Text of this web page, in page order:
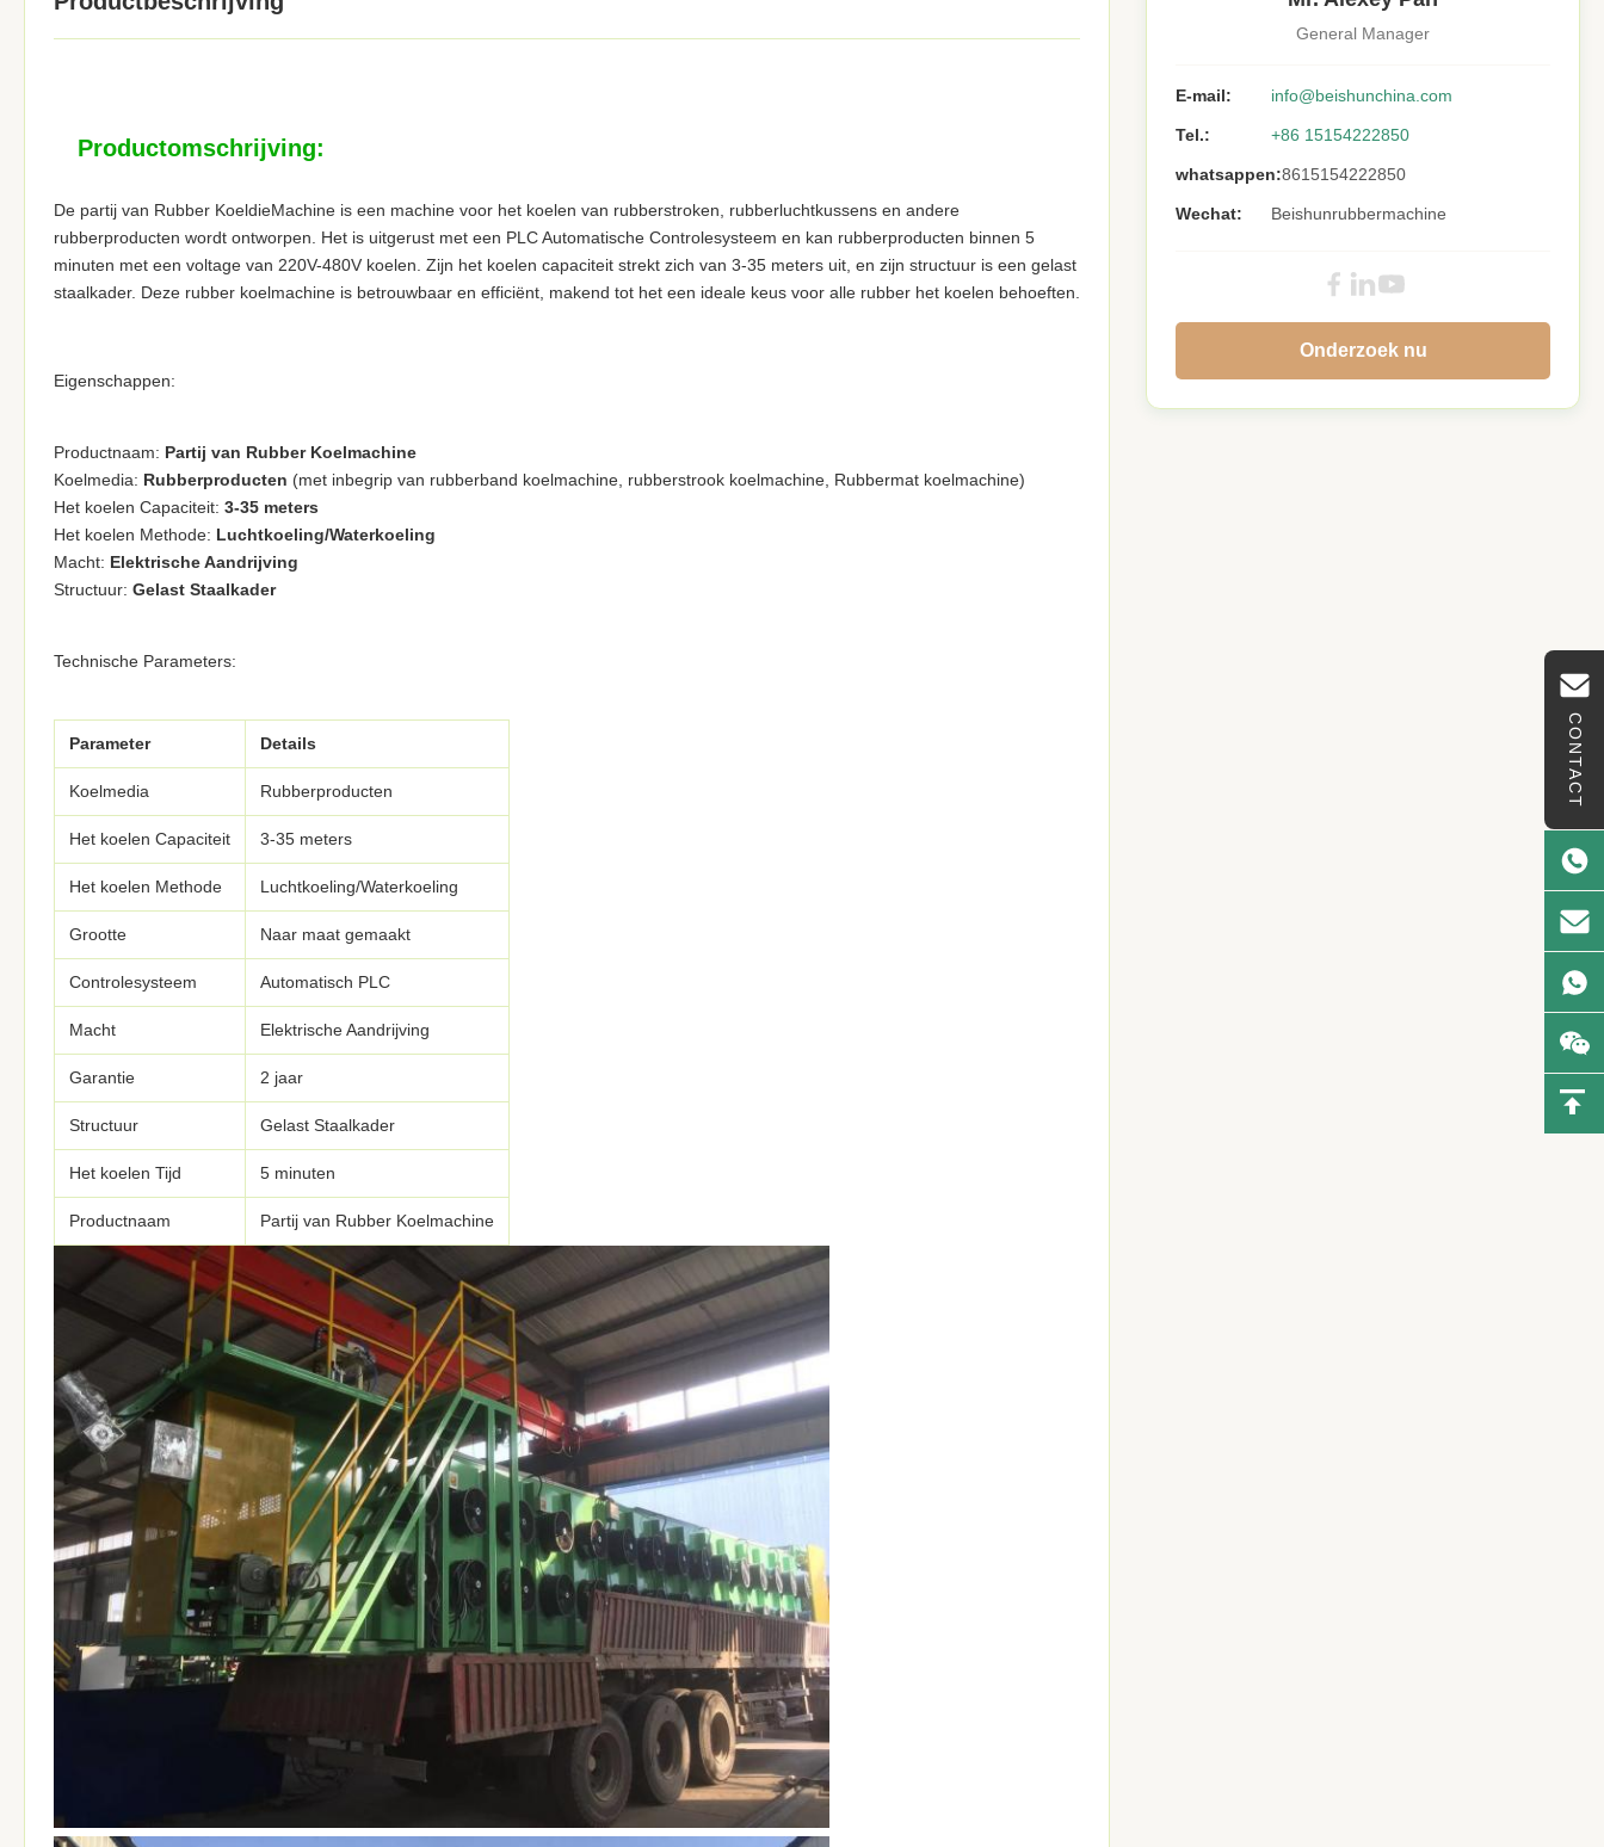
CONTACT
Productomschrijving:
De partij van Rubber KoeldieMachine is een machine voor het koelen van rubberstroken, rubberluchtkussens en andere
rubberproducten wordt ontworpen. Het is uitgerust met een PLC Automatische Controlesysteem en kan rubberproducten binnen 5
minuten met een voltage van 220V-480V koelen. Zijn het koelen capaciteit strekt zich van 3-35 meters uit, en zijn structuur is een gelast
staalkader. Deze rubber koelmachine is betrouwbaar en efficiënt, makend tot het een ideale keus voor alle rubber het koelen behoeften.
Eigenschappen:
Productnaam: Partij van Rubber Koelmachine
Koelmedia: Rubberproducten (met inbegrip van rubberband koelmachine, rubberstrook koelmachine, Rubbermat koelmachine)
Het koelen Capaciteit: 3-35 meters
Het koelen Methode: Luchtkoeling/Waterkoeling
Macht: Elektrische Aandrijving
Structuur: Gelast Staalkader
Technische Parameters:
Parameter Details
Koelmedia Rubberproducten
Het koelen Capaciteit 3-35 meters
Het koelen Methode Luchtkoeling/Waterkoeling
Grootte Naar maat gemaakt
Controlesysteem Automatisch PLC
Macht Elektrische Aandrijving
Garantie 2 jaar
Structuur Gelast Staalkader
Het koelen Tijd 5 minuten
Productnaam Partij van Rubber Koelmachine
General Manager
E-mail: info@beishunchina.com
Tel.: +86 15154222850
whatsappen:8615154222850
Wechat: Beishunrubbermachine
Onderzoek nu